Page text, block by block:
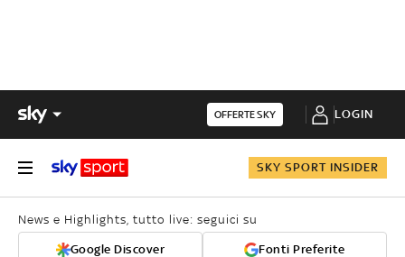
OFFERTE SKY LOGIN
SKY SPORT INSIDER
News e Highlights, tutto live: seguici su
Google Discover Fonti Preferite